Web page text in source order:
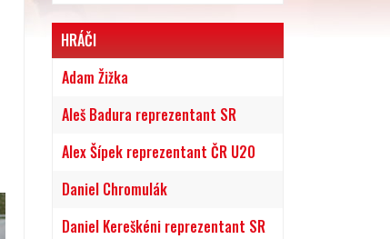
HRÁČI
Adam Žižka
Aleš Badura reprezentant SR
Alex Šípek reprezentant ČR U20
Daniel Chromulák
Daniel Kereškéni reprezentant SR